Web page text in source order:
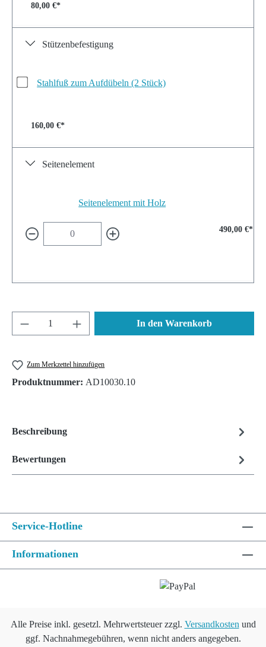
80,00 €*
Stützenbefestigung
Stahlfuß zum Aufdübeln (2 Stück)
160,00 €*
Seitenelement
Seitenelement mit Holz
490,00 €*
Produkt Anzahl: Gib den gewünschten Wert
In den Warenkorb
Zum Merkzettel hinzufügen
Produktnummer: AD10030.10
Beschreibung
Bewertungen
Service-Hotline
Informationen
Alle Preise inkl. gesetzl. Mehrwertsteuer zzgl. Versandkosten und
ggf. Nachnahmegebühren, wenn nicht anders angegeben.